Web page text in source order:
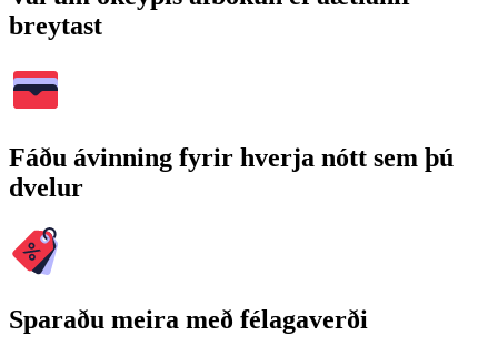
breytast
Fáðu ávinning fyrir hverja nótt sem þú
dvelur
Sparaðu meira með félagaverði